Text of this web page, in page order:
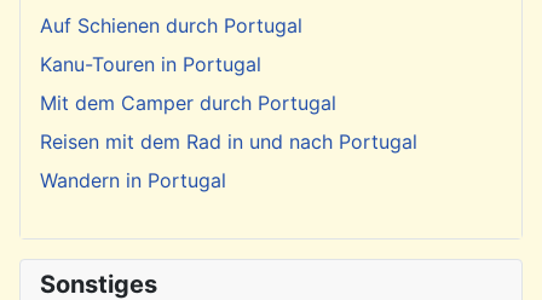
Auf Schienen durch Portugal
Kanu-Touren in Portugal
Mit dem Camper durch Portugal
Reisen mit dem Rad in und nach Portugal
Wandern in Portugal
Sonstiges